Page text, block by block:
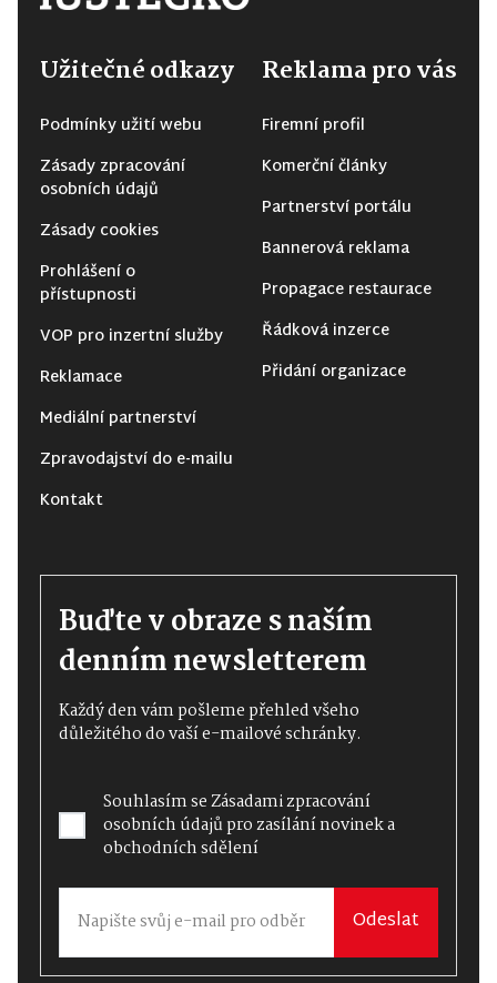
Užitečné odkazy
Podmínky užití webu
Zásady zpracování
osobních údajů
Zásady cookies
Prohlášení o
přístupnosti
VOP pro inzertní služby
Reklamace
Mediální partnerství
Zpravodajství do e-mailu
Kontakt
Reklama pro vás
Firemní profil
Komerční články
Partnerství portálu
Bannerová reklama
Propagace restaurace
Řádková inzerce
Přidání organizace
Buďte v obraze s naším
denním newsletterem
Každý den vám pošleme přehled všeho
důležitého do vaší e-mailové schránky.
Souhlasím seZásadami zpracování
osobních údajůpro zasílání novinek a
obchodních sdělení
Odeslat